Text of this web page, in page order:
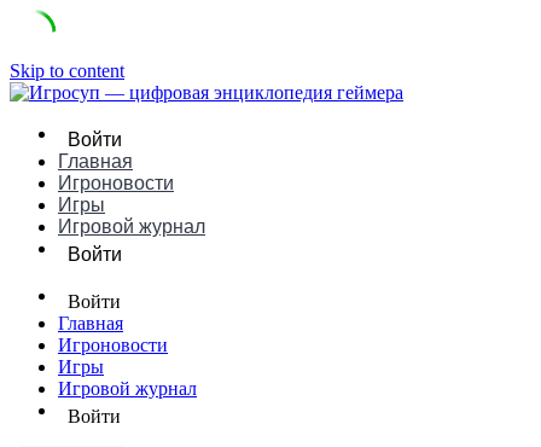
Skip to content
Войти
Главная
Игроновости
Игры
Игровой журнал
Войти
Войти
Главная
Игроновости
Игры
Игровой журнал
Войти